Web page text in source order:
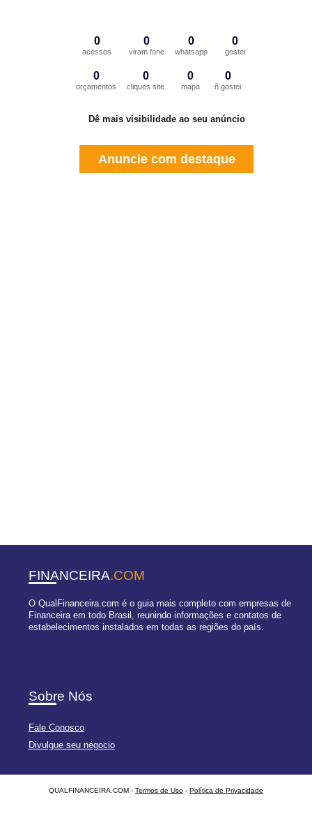
0
acessos
0
viram fone
0
whatsapp
0
gostei
0
orçamentos
0
cliques site
0
mapa
0
ñ gostei
Dê mais visibilidade ao seu anúncio
Anuncie com destaque
FINANCEIRA.COM
O QualFinanceira.com é o guia mais completo com empresas de
Financeira em todo Brasil, reunindo informações e contatos de
estabelecimentos instalados em todas as regiões do país.
Sobre Nós
Fale Conosco
Divulgue seu négocio
QUALFINANCEIRA.COM - Termos de Uso - Política de Privacidade